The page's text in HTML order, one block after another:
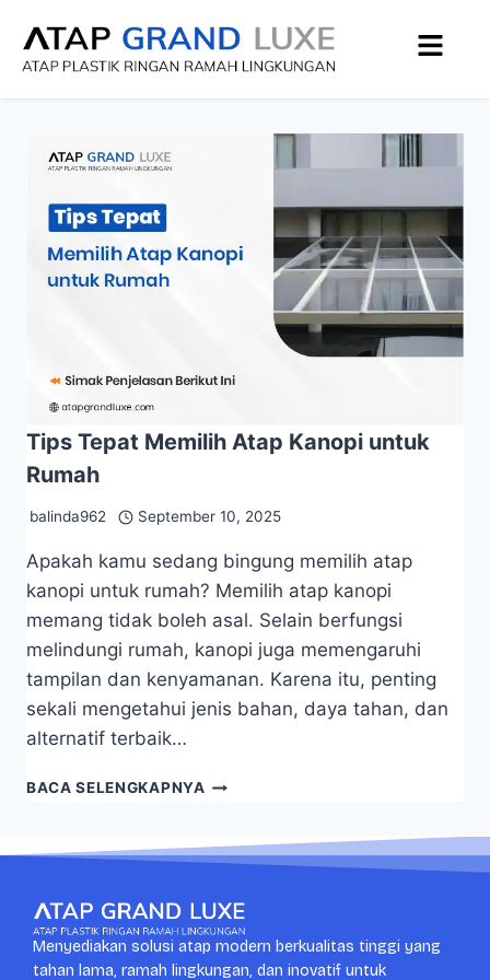
Tips Tepat Memilih Atap Kanopi untuk
Rumah
balinda962 September 10, 2025
Apakah kamu sedang bingung memilih atap
kanopi untuk rumah? Memilih atap kanopi
memang tidak boleh asal. Selain berfungsi
melindungi rumah, kanopi juga memengaruhi
tampilan dan kenyamanan. Karena itu, penting
sekali mengetahui jenis bahan, daya tahan, dan
alternatif terbaik…
BACA SELENGKAPNYA
Menyediakan solusi atap modern berkualitas tinggi yang
tahan lama, ramah lingkungan, dan inovatif untuk